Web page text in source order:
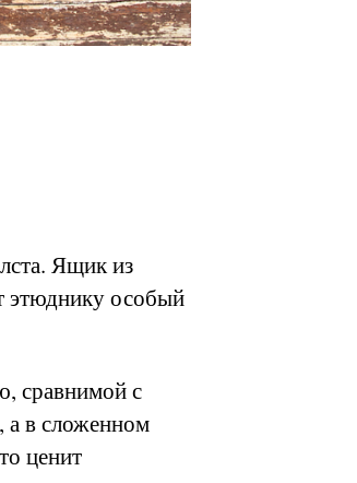
Ящик из
этюднику особый
сравнимой с
а в сложенном
ценит